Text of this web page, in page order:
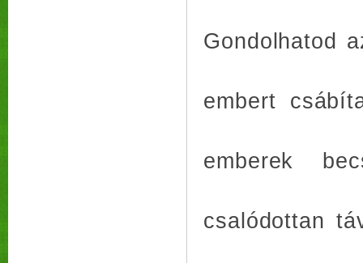
Gondolhatod
embert
emberek
csalódottan